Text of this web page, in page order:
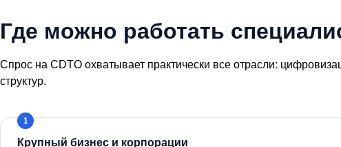
Где можно работать
Спрос на CDTO охватывает практически все отрасли:
структур.
Крупный бизнес и корпорации